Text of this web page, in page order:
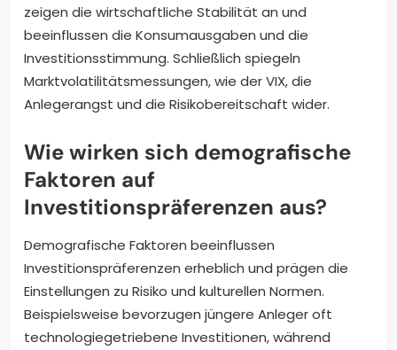
zeigen die wirtschaftliche Stabilität an und
beeinflussen die Konsumausgaben und die
Investitionsstimmung. Schließlich spiegeln
Marktvolatilitätsmessungen, wie der VIX, die
Anlegerangst und die Risikobereitschaft wider.
Wie wirken sich demografische
Faktoren auf
Investitionspräferenzen aus?
Demografische Faktoren beeinflussen
Investitionspräferenzen erheblich und prägen die
Einstellungen zu Risiko und kulturellen Normen.
Beispielsweise bevorzugen jüngere Anleger oft
technologiegetriebene Investitionen, während